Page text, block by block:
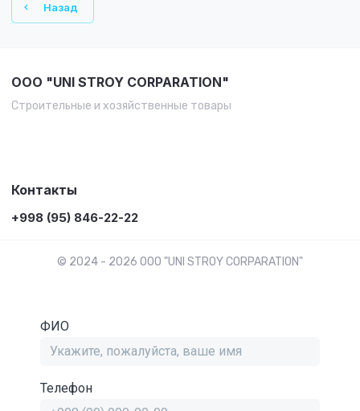
Назад
OOO "UNI STROY CORPARATION"
Строительные и хозяйственные товары
Контакты
+998 (95) 846-22-22
© 2024 - 2026 OOO "UNI STROY CORPARATION"